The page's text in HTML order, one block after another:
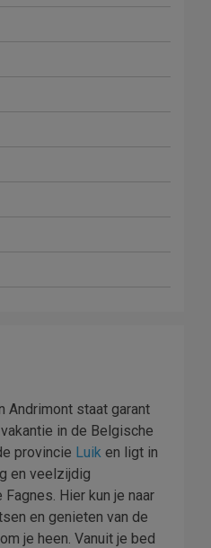
Andrimont staat garant
in de Belgische
provincie Luik en ligt in
en veelzijdig
Hier kun je naar
en genieten van de
je heen. Vanuit je bed